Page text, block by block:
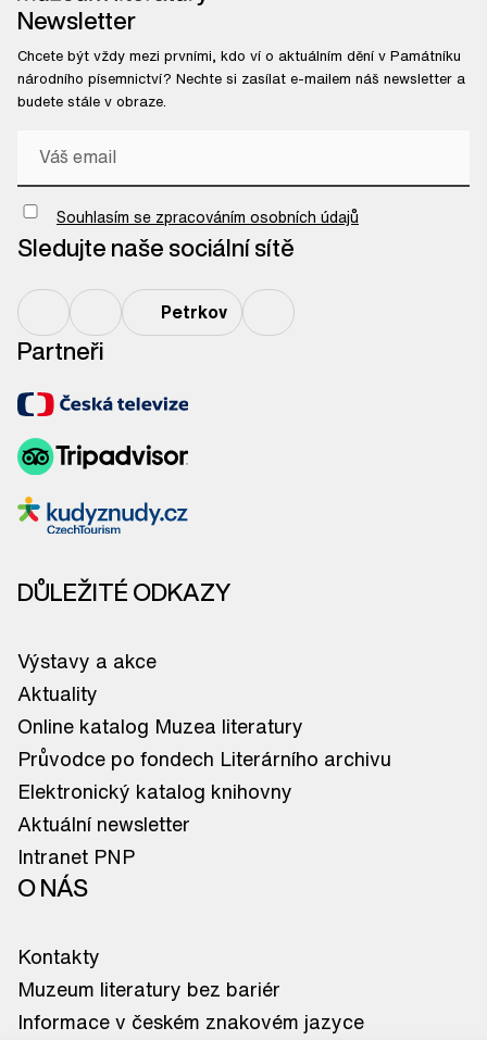
Newsletter
Chcete být vždy mezi prvními, kdo ví o aktuálním dění v Památníku
národního písemnictví? Nechte si zasílat e-mailem náš newsletter a
budete stále v obraze.
Chci odebírat newsletter
Souhlasím se zpracováním osobních údajů
Sledujte naše sociální sítě
Petrkov
Partneři
DŮLEŽITÉ ODKAZY
Výstavy a akce
Aktuality
Online katalog Muzea literatury
Průvodce po fondech Literárního archivu
Elektronický katalog knihovny
Aktuální newsletter
Intranet PNP
O NÁS
Kontakty
Muzeum literatury bez bariér
Informace v českém znakovém jazyce